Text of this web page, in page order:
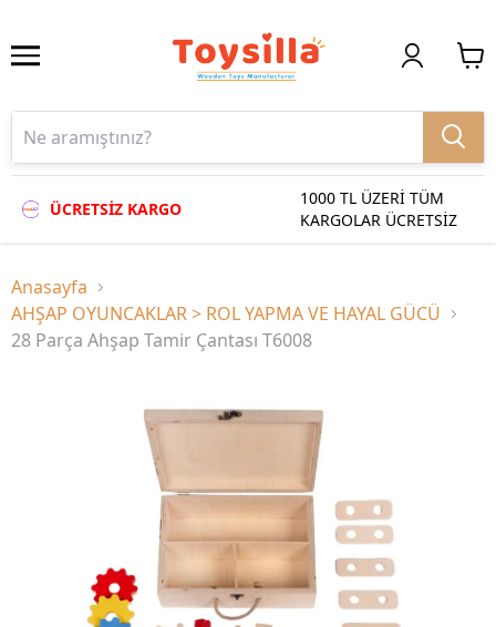
ÜCRETSİZ KARGO
1000 TL ÜZERİ TÜM
KARGOLAR ÜCRETSİZ
Anasayfa
AHŞAP OYUNCAKLAR > ROL YAPMA VE HAYAL GÜCÜ
28 Parça Ahşap Tamir Çantası T6008